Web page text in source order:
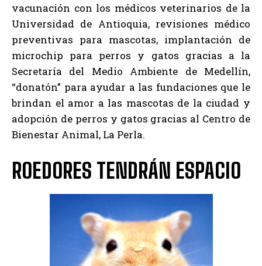
vacunación con los médicos veterinarios de la
Universidad de Antioquia, revisiones médico
preventivas para mascotas, implantación de
microchip para perros y gatos gracias a la
Secretaría del Medio Ambiente de Medellín,
“donatón” para ayudar a las fundaciones que le
brindan el amor a las mascotas de la ciudad y
adopción de perros y gatos gracias al Centro de
Bienestar Animal, La Perla.
ROEDORES TENDRÁN ESPACIO